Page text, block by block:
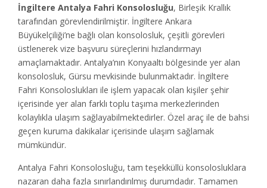
İngiltere Antalya Fahri Konsolosluğu, Birleşik Krallık
tarafından görevlendirilmiştir. İngiltere Ankara
Büyükelçiliği’ne bağlı olan konsolosluk, çeşitli görevleri
üstlenerek vize başvuru süreçlerini hızlandırmayı
amaçlamaktadır. Antalya’nın Konyaaltı bölgesinde yer alan
konsolosluk, Gürsu mevkisinde bulunmaktadır. İngiltere
Fahri Konsoloslukları ile işlem yapacak olan kişiler şehir
içerisinde yer alan farklı toplu taşıma merkezlerinden
kolaylıkla ulaşım sağlayabilmektedirler. Özel araç ile de bahsi
geçen kuruma dakikalar içerisinde ulaşım sağlamak
mümkündür.
Antalya Fahri Konsolosluğu, tam teşekküllü konsolosluklara
nazaran daha fazla sınırlandırılmış durumdadır. Tamamen